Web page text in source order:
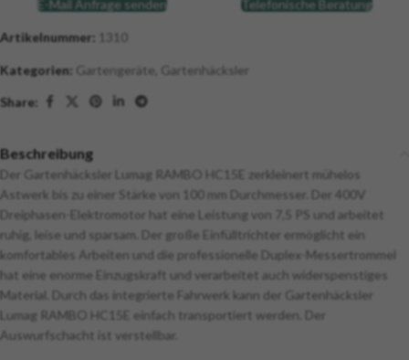
E-Mail Anfrage senden Telefonische Beratung
Artikelnummer: 1310
Kategorien: Gartengeräte Gartenhäcksler
Share:
Beschreibung
Der Gartenhäcksler Lumag RAMBO HC15E zerkleinert mühelos
Astwerk bis zu einer Stärke von 100 mm Durchmesser. Der 400V
Dreiphasen-Elektromotor hat eine Leistung von 7,5 PS und arbeitet
ruhig, leise und sparsam. Der große Einfülltrichter ermöglicht ein
komfortables Arbeiten und die professionelle Duplex-Messertrommel
hat eine enorme Einzugskraft und verarbeitet auch widerspenstiges
Material. Durch das integrierte Fahrwerk kann der Gartenhäcksler
Lumag RAMBO HC15E einfach transportiert werden. Der
Auswurfschacht ist verstellbar.